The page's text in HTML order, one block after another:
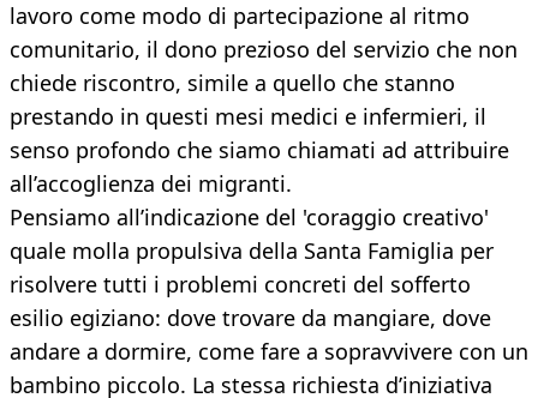
lavoro come modo di partecipazione al ritmo
comunitario, il dono prezioso del servizio che non
chiede riscontro, simile a quello che stanno
prestando in questi mesi medici e infermieri, il
senso profondo che siamo chiamati ad attribuire
all’accoglienza dei migranti.
Pensiamo all’indicazione del 'coraggio creativo'
quale molla propulsiva della Santa Famiglia per
risolvere tutti i problemi concreti del sofferto
esilio egiziano: dove trovare da mangiare, dove
andare a dormire, come fare a sopravvivere con un
bambino piccolo. La stessa richiesta d’iniziativa